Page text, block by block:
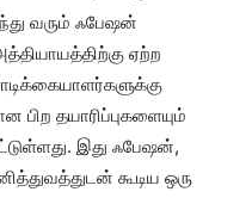
வரும் ஃபேஷன்
ஏற்ற
தயாரிப்புகளையும்
இது ஃபேஷன்,
கூடிய ஒரு